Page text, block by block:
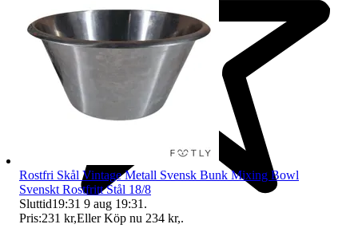
Rostfri Skål Vintage Metall Svensk Bunk Mixing Bowl
Svenskt Rostfritt Stål 18/8
Sluttid19:31 9 aug 19:31 .
Pris:231 kr,Eller Köp nu 234 kr,.